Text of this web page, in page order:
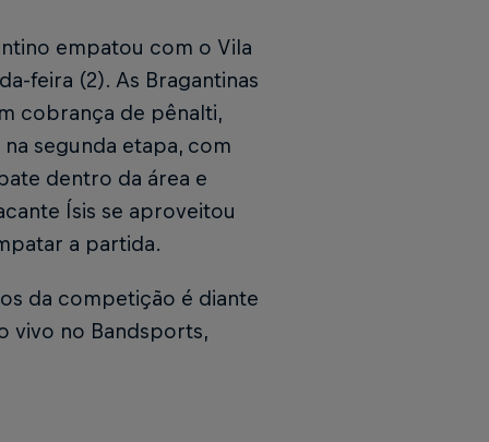
empatou com o Vila
feira (2). As Bragantinas
cobrança de pênalti,
segunda etapa, com
dentro da área e
Ísis se aproveitou
a partida.
da competição é diante
vivo no Bandsports,